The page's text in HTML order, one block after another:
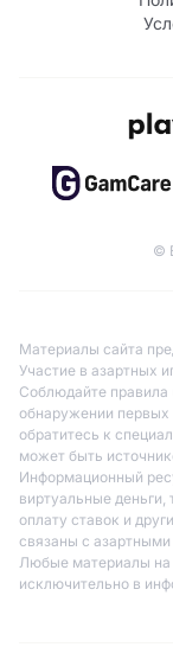
©
Материалы сайта
Участие в азартных
Соблюдайте правила
обнаружении первых
обратитесь к
может быть
Информационный
виртуальные
оплату ставок и
связаны с
Любые материалы на
исключительно в